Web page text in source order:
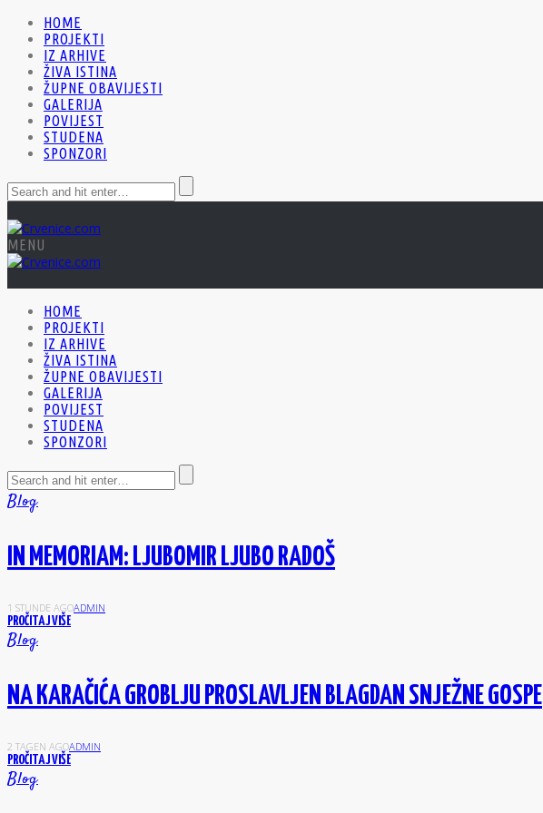
HOME
PROJEKTI
IZ ARHIVE
ŽIVA ISTINA
ŽUPNE OBAVIJESTI
GALERIJA
POVIJEST
STUDENA
SPONZORI
MENU
HOME
PROJEKTI
IZ ARHIVE
ŽIVA ISTINA
ŽUPNE OBAVIJESTI
GALERIJA
POVIJEST
STUDENA
SPONZORI
Blog
IN MEMORIAM: LJUBOMIR LJUBO RADOŠ
1 STUNDE AGOADMIN
PROČITAJ VIŠE
Blog
NA KARAČIĆA GROBLJU PROSLAVLJEN BLAGDAN SNJEŽNE GOSPE
2 TAGEN AGOADMIN
PROČITAJ VIŠE
Blog